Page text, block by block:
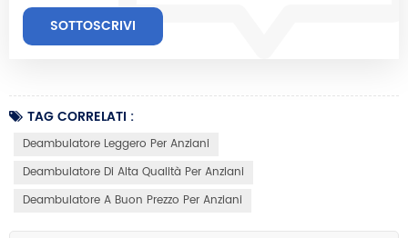
TAG CORRELATI :
Deambulatore Leggero Per Anziani
Deambulatore Di Alta Qualità Per Anziani
Deambulatore A Buon Prezzo Per Anziani